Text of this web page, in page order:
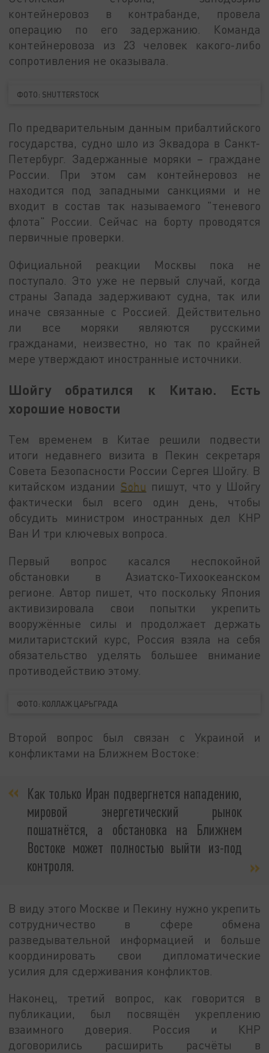
контейнеровоз в контрабанде, провела
операцию по его задержанию. Команда
контейнеровоза из 23 человек какого-либо
сопротивления не оказывала.
ФОТО: SHUTTERSTOCK
По предварительным данным прибалтийского
государства, судно шло из Эквадора в Санкт-
Петербург. Задержанные моряки – граждане
России. При этом сам контейнеровоз не
находится под западными санкциями и не
входит в состав так называемого "теневого
флота" России. Сейчас на борту проводятся
первичные проверки.
Официальной реакции Москвы пока не
поступало. Это уже не первый случай, когда
страны Запада задерживают судна, так или
иначе связанные с Россией. Действительно
ли все моряки являются русскими
гражданами, неизвестно, но так по крайней
мере утверждают иностранные источники.
Шойгу обратился к Китаю. Есть
хорошие новости
Тем временем в Китае решили подвести
итоги недавнего визита в Пекин секретаря
Совета Безопасности России Сергея Шойгу. В
китайском издании Sohu пишут, что у Шойгу
фактически был всего один день, чтобы
обсудить министром иностранных дел КНР
Ван И три ключевых вопроса.
Первый вопрос касался неспокойной
обстановки в Азиатско-Тихоокеанском
регионе. Автор пишет, что поскольку Япония
активизировала свои попытки укрепить
вооружённые силы и продолжает держать
милитаристский курс, Россия взяла на себя
обязательство уделять большее внимание
противодействию этому.
ФОТО: КОЛЛАЖ ЦАРЬГРАДА
Второй вопрос был связан с Украиной и
конфликтами на Ближнем Востоке:
Как только Иран подвергнется нападению,
мировой энергетический рынок
пошатнётся, а обстановка на Ближнем
Востоке может полностью выйти из-под
контроля.
В виду этого Москве и Пекину нужно укрепить
сотрудничество в сфере обмена
разведывательной информацией и больше
координировать свои дипломатические
усилия для сдерживания конфликтов.
Наконец, третий вопрос, как говорится в
публикации, был посвящён укреплению
взаимного доверия. Россия и КНР
договорились расширить расчёты в